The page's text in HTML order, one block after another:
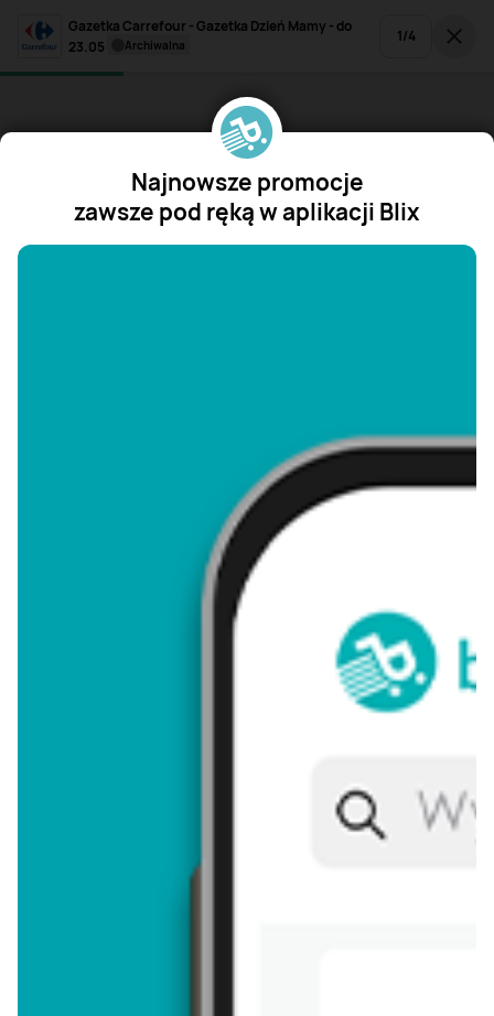
Gazetka Carrefour - Gazetka Dzień Mamy - do
23.05
archiwalna 1/4
Najnowsze promocje
zawsze pod ręką w aplikacji Blix
"/>